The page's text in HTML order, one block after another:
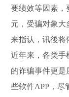
要绩效等因素，
元，受骗对象大
来指认，讯後将
近年来，各类手
的诈骗事件更是
些软件APP，尽